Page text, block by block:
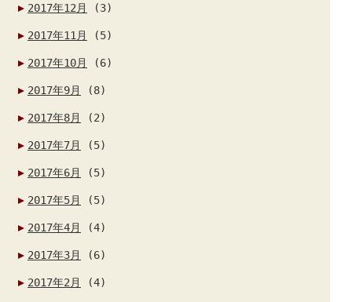
2017年12月 (3)
2017年11月 (5)
2017年10月 (6)
2017年9月 (8)
2017年8月 (2)
2017年7月 (5)
2017年6月 (5)
2017年5月 (5)
2017年4月 (4)
2017年3月 (6)
2017年2月 (4)